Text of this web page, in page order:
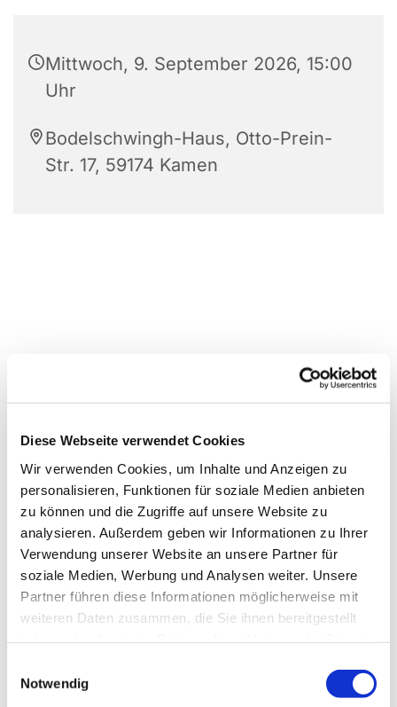
Diese Webseite verwendet Cookies
Wir verwenden Cookies, um Inhalte und Anzeigen zu
personalisieren, Funktionen für soziale Medien anbieten
zu können und die Zugriffe auf unsere Website zu
analysieren. Außerdem geben wir Informationen zu Ihrer
Verwendung unserer Website an unsere Partner für
soziale Medien, Werbung und Analysen weiter. Unsere
Partner führen diese Informationen möglicherweise mit
weiteren Daten zusammen, die Sie ihnen bereitgestellt
Notwendig
Mittwoch, 9. September 2026, 15:00
Uhr
Bodelschwingh-Haus, Otto-Prein-
Str. 17, 59174 Kamen
Dies könnte Sie auch
interessieren